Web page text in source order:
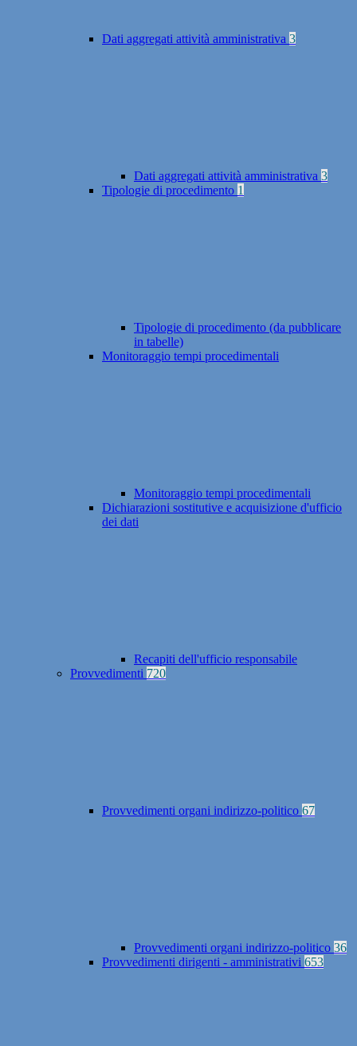
Dati aggregati attività amministrativa 3
Dati aggregati attività amministrativa 3
Tipologie di procedimento 1
Tipologie di procedimento (da pubblicare
in tabelle)
Monitoraggio tempi procedimentali
Monitoraggio tempi procedimentali
Dichiarazioni sostitutive e acquisizione d'ufficio
dei dati
Recapiti dell'ufficio responsabile
Provvedimenti 720
Provvedimenti organi indirizzo-politico 67
Provvedimenti organi indirizzo-politico 36
Provvedimenti dirigenti - amministrativi 653